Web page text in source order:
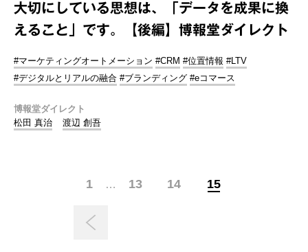
大切にしている思想は、「データを成果に換
えること」です。【後編】博報堂ダイレクト
#マーケティングオートメーション #CRM #位置情報 #LTV
#デジタルとリアルの融合 #ブランディング #eコマース
博報堂ダイレクト
松田 真治
渡辺 創吾
1 … 13 14 15